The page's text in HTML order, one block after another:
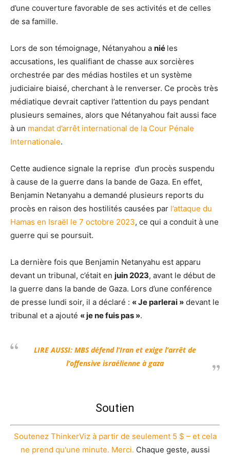
d’une couverture favorable de ses activités et de celles
de sa famille.
Lors de son témoignage, Nétanyahou a nié les
accusations, les qualifiant de chasse aux sorcières
orchestrée par des médias hostiles et un système
judiciaire biaisé, cherchant à le renverser. Ce procès très
médiatique devrait captiver l’attention du pays pendant
plusieurs semaines, alors que Nétanyahou fait aussi face
à un mandat d’arrêt international de la Cour Pénale
Internationale.
Cette audience signale la reprise d’un procès suspendu
à cause de la guerre dans la bande de Gaza. En effet,
Benjamin Netanyahu a demandé plusieurs reports du
procès en raison des hostilités causées par l’attaque du
Hamas en Israël le 7 octobre 2023, ce qui a conduit à une
guerre qui se poursuit.
La dernière fois que Benjamin Netanyahu est apparu
devant un tribunal, c’était en juin 2023, avant le début de
la guerre dans la bande de Gaza. Lors d’une conférence
de presse lundi soir, il a déclaré : « Je parlerai » devant le
tribunal et a ajouté « je ne fuis pas ».
LIRE AUSSI: MBS défend l’Iran et exige l’arrêt de
l’offensive israélienne à gaza
Soutien
Soutenez ThinkerViz à partir de seulement 5 $ – et cela
ne prend qu'une minute. Merci. Chaque geste, aussi